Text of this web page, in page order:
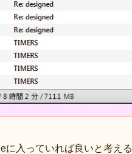
に入っていれば良いと考える